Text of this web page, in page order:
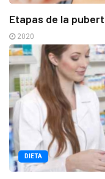
Etapas de la
2020
DIETA